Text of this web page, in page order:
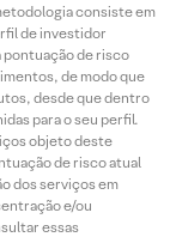
consiste em
de investidor
pontuação de risco
de modo que
desde que dentro
para o seu perfil.
objeto deste
de risco atual
dos serviços em
e/ou
essas